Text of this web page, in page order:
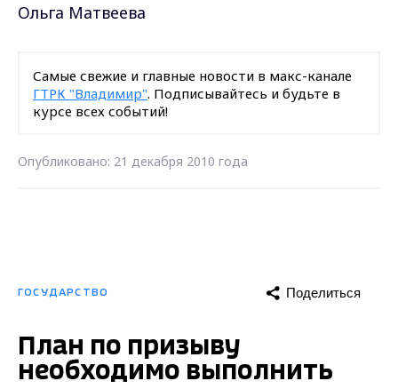
Ольга Матвеева
Самые свежие и главные новости в макс-канале
ГТРК "Владимир". Подписывайтесь и будьте в
курсе всех событий!
Опубликовано: 21 декабря 2010 года
ГОСУДАРСТВО Поделиться
План по призыву
необходимо выполнить